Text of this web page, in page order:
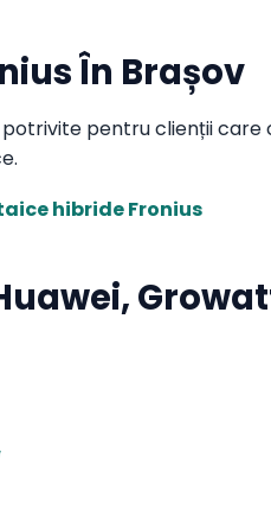
În Brașov
potrivite pentru clienții
hibride Fronius